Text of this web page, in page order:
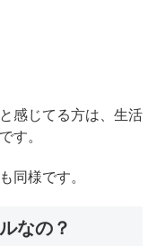
感じてる方は、生活
す。
同様です。
なの？